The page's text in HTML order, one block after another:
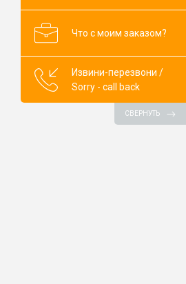
Что с моим заказом?
Извини-перезвони /
Sorry - call back
СВЕРНУТЬ